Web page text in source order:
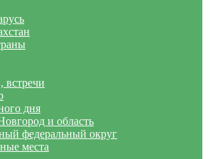
встречи
дня
и область
федеральный округ
места